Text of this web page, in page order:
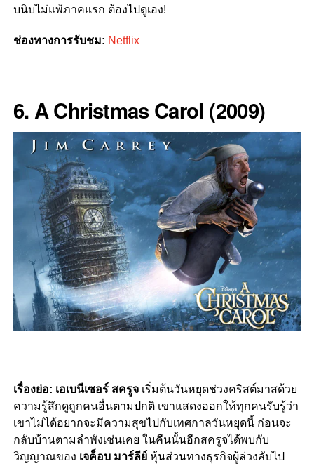
บนิบไม่แพ้ภาคแรก ต้องไปดูเอง!
ช่องทางการรับชม: Netflix
6. A Christmas Carol (2009)
เรื่องย่อ: เอเบนีเซอร์ สครูจเริ่มต้นวันหยุดช่วงคริสต์มาสด้วย
ความรู้สึกดูถูกคนอื่นตามปกติ เขาแสดงออกให้ทุกคนรับรู้ว่า
เขาไม่ได้อยากจะมีความสุขไปกับเทศกาลวันหยุดนี้ ก่อนจะ
กลับบ้านตามลำพังเช่นเคย ในคืนนั้นอีกสครูจได้พบกับ
วิญญาณของ เจค็อบ มาร์ลีย์หุ้นส่วนทางธุรกิจผู้ล่วงลับไป